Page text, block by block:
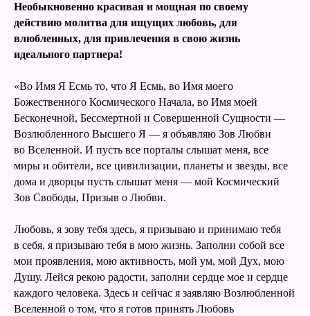
Необыкновенно красивая и мощная по своему
действию молитва для ищущих любовь, для
влюбленных, для привлечения в свою жизнь
идеального партнера!
«Во Имя Я Есмь то, что Я Есмь, во Имя моего
Божественного Космического Начала, во Имя моей
Бесконечной, Бессмертной и Совершенной Сущности —
Возлюбленного Высшего Я — я объявляю Зов Любви
во Вселенной. И пусть все порталы слышат меня, все
миры и обители, все цивилизации, планеты и звезды, все
дома и дворцы пусть слышат меня — мой Космический
Зов Свободы, Призыв о Любви.
Любовь, я зову тебя здесь, я призываю и принимаю тебя
в себя, я призываю тебя в мою жизнь. Заполни собой все
мои проявления, мою активность, мой ум, мой Дух, мою
Душу. Лейся рекою радости, заполни сердце мое и сердце
каждого человека. Здесь и сейчас я заявляю Возлюбленной
Вселенной о том, что я готов принять Любовь